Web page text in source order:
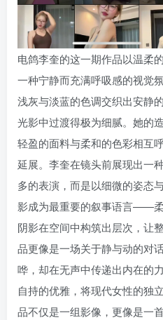
电鸽李奎的这一期作品以温柔
一种宁静而充满呼吸感的视觉
浅灰与淡蓝的色调交织出安静
光影中过渡得极为细腻。她的
轻盈的面料与柔和的色彩相互
延展。李奎在镜头前展现出一
多的表演，而是以细微的姿态
影成为最重要的叙事语言——
阴影在空间中构筑出层次，让
品更像是一场关于静与动的对
哗，却在无声中传递出内在的
自持的优雅，将现代女性的独
品不仅是一组影像，更像是一